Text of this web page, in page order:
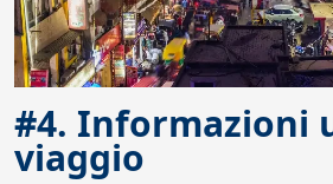
#4. Informazioni
viaggio